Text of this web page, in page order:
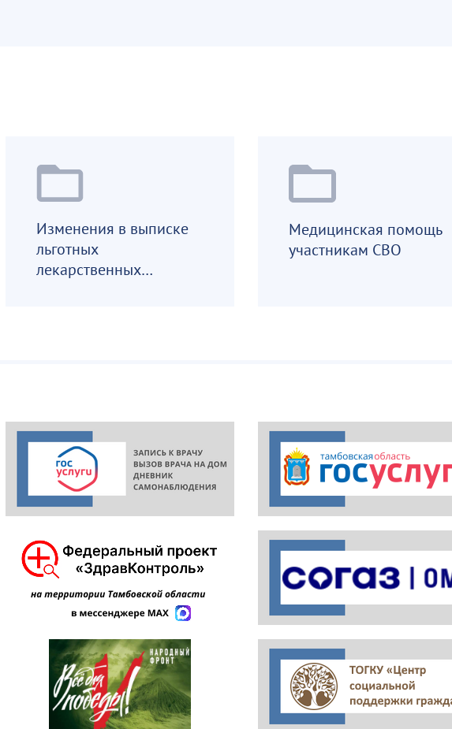
Изменения в выписке
льготных
лекарственных
Медицинская помощь
участникам СВО